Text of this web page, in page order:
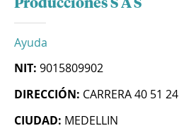
Producciones S A S
Ayuda
NIT: 9015809902
DIRECCIÓN: CARRERA 40 51 24
CIUDAD: MEDELLIN